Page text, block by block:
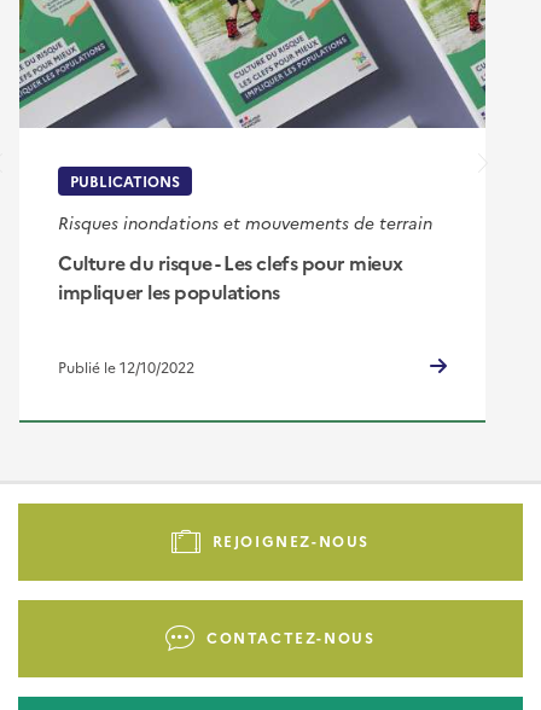
PUBLICATIONS
Risques inondations et mouvements de terrain
Culture du risque - Les clefs pour mieux
impliquer les populations
Publié le 12/10/2022
Pied
-
REJOIGNEZ-NOUS
CONTACTEZ-NOUS